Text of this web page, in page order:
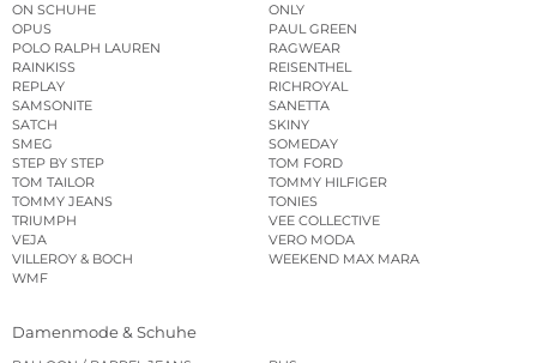
ON SCHUHE
ONLY
OPUS
PAUL GREEN
POLO RALPH LAUREN
RAGWEAR
RAINKISS
REISENTHEL
REPLAY
RICHROYAL
SAMSONITE
SANETTA
SATCH
SKINY
SMEG
SOMEDAY
STEP BY STEP
TOM FORD
TOM TAILOR
TOMMY HILFIGER
TOMMY JEANS
TONIES
TRIUMPH
VEE COLLECTIVE
VEJA
VERO MODA
VILLEROY & BOCH
WEEKEND MAX MARA
WMF
Damenmode & Schuhe